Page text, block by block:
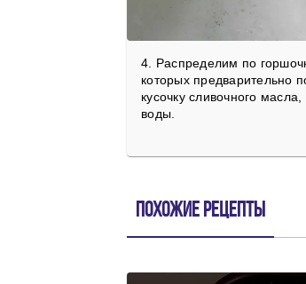
4. Распределим по
которых предварительно
кусочку сливочного
воды.
Похожие рецепты